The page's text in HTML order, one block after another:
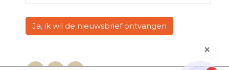
Ja, ik wil de nieuwsbrief ontvangen